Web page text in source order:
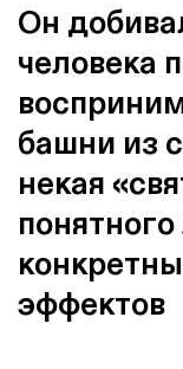
Он
человека
башни из
некая
эффектов